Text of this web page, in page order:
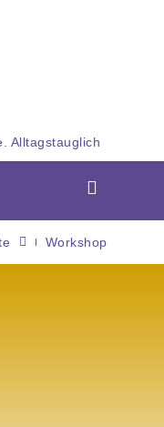
Alltagstauglich
Workshop